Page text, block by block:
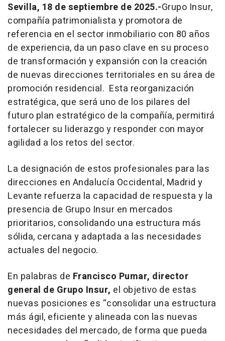
Sevilla, 18 de septiembre de 2025.-Grupo Insur,
compañía patrimonialista y promotora de
referencia en el sector inmobiliario con 80 años
de experiencia, da un paso clave en su proceso
de transformación y expansión con la creación
de nuevas direcciones territoriales en su área de
promoción residencial. Esta reorganización
estratégica, que será uno de los pilares del
futuro plan estratégico de la compañía, permitirá
fortalecer su liderazgo y responder con mayor
agilidad a los retos del sector.
La designación de estos profesionales para las
direcciones en Andalucía Occidental, Madrid y
Levante refuerza la capacidad de respuesta y la
presencia de Grupo Insur en mercados
prioritarios, consolidando una estructura más
sólida, cercana y adaptada a las necesidades
actuales del negocio.
En palabras de Francisco Pumar, director
general de Grupo Insur, el objetivo de estas
nuevas posiciones es “consolidar una estructura
más ágil, eficiente y alineada con las nuevas
necesidades del mercado, de forma que pueda